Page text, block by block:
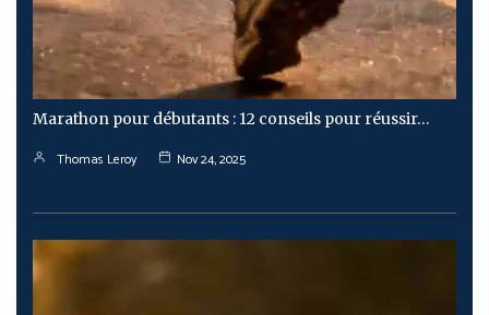
Marathon pour débutants : 12 conseils pour réussir…
Thomas Leroy Nov 24, 2025